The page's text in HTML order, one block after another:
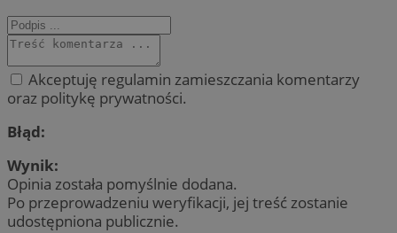
Akceptuję regulamin zamieszczania komentarzy
oraz politykę prywatności.
Błąd:
Wynik:
Opinia została pomyślnie dodana.
Po przeprowadzeniu weryfikacji, jej treść zostanie
udostępniona publicznie.